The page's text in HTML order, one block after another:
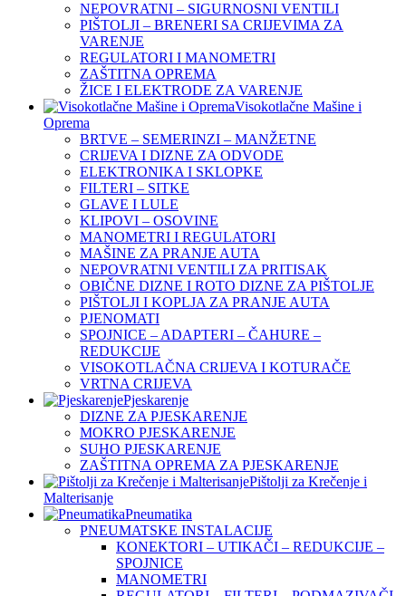
NEPOVRATNI – SIGURNOSNI VENTILI
PIŠTOLJI – BRENERI SA CRIJEVIMA ZA
VARENJE
REGULATORI I MANOMETRI
ZAŠTITNA OPREMA
ŽICE I ELEKTRODE ZA VARENJE
Visokotlačne Mašine i
Oprema
BRTVE – SEMERINZI – MANŽETNE
CRIJEVA I DIZNE ZA ODVODE
ELEKTRONIKA I SKLOPKE
FILTERI – SITKE
GLAVE I LULE
KLIPOVI – OSOVINE
MANOMETRI I REGULATORI
MAŠINE ZA PRANJE AUTA
NEPOVRATNI VENTILI ZA PRITISAK
OBIČNE DIZNE I ROTO DIZNE ZA PIŠTOLJE
PIŠTOLJI I KOPLJA ZA PRANJE AUTA
PJENOMATI
SPOJNICE – ADAPTERI – ČAHURE –
REDUKCIJE
VISOKOTLAČNA CRIJEVA I KOTURAČE
VRTNA CRIJEVA
Pjeskarenje
DIZNE ZA PJESKARENJE
MOKRO PJESKARENJE
SUHO PJESKARENJE
ZAŠTITNA OPREMA ZA PJESKARENJE
Pištolji za Krečenje i
Malterisanje
Pneumatika
PNEUMATSKE INSTALACIJE
KONEKTORI – UTIKAČI – REDUKCIJE –
SPOJNICE
MANOMETRI